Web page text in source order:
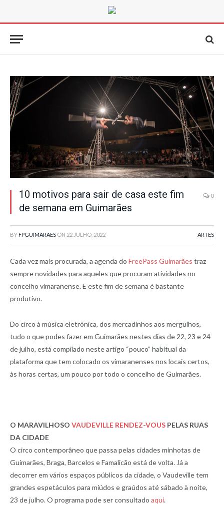
10 motivos para sair de casa este fim
de semana em Guimarães
0
BY FPGUIMARÃES ON 22 JULHO, 2022 ARTES
Cada vez mais procurada, a agenda do FreePass Guimarães traz
sempre novidades para aqueles que procuram atividades no
concelho vimaranense. E este fim de semana é bastante
produtivo.
Do circo à música eletrónica, dos mercadinhos aos mergulhos,
tudo o que podes fazer em Guimarães nestes dias de 22, 23 e 24
de julho, está compilado neste artigo “pouco” habitual da
plataforma que tem colocado os vimaranenses nos locais certos,
às horas certas, um pouco por todo o concelho de Guimarães.
O MARAVILHOSO VAUDEVILLE RENDEZ-VOUS PELAS RUAS
DA CIDADE
O circo contemporâneo que passa pelas cidades minhotas de
Guimarães, Braga, Barcelos e Famalicão está de volta. Já a
decorrer em vários espaços públicos da cidade, o Vaudeville tem
grandes espetáculos para miúdos e graúdos até sábado à noite,
23 de julho. O programa pode ser consultado aqui.